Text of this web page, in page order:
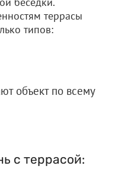
террасы
типов:
объект по всему
с террасой: